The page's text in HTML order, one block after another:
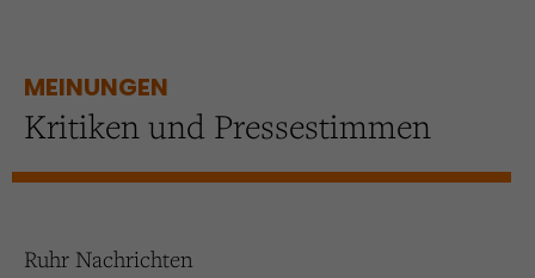
MEINUNGEN
Kritiken und Pressestimmen
Ruhr Nachrichten